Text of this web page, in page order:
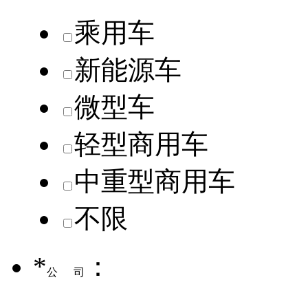
乘用车
新能源车
微型车
轻型商用车
中重型商用车
不限
*公司 ：